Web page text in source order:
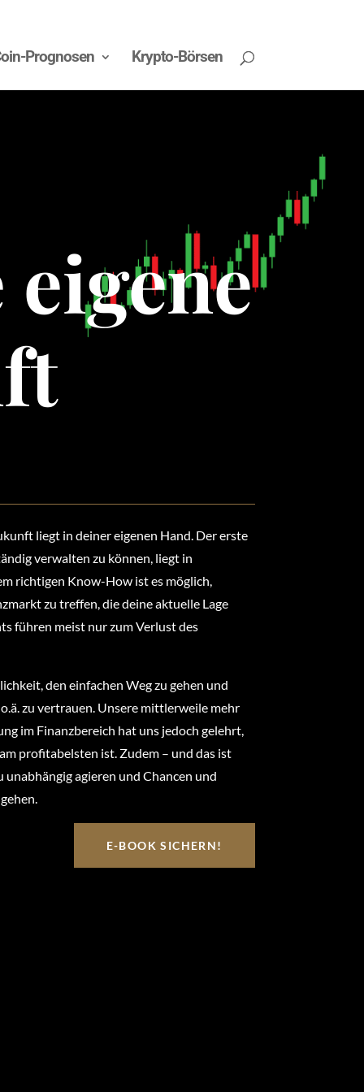
Prognosen Krypto-Börsen
liegt in deiner eigenen Hand. Der erste
verwalten zu können, liegt in
richtigen Know-How ist es möglich,
zu treffen, die deine aktuelle Lage
führen meist nur zum Verlust des
den einfachen Weg zu gehen und
zu vertrauen. Unsere mittlerweile mehr
im Finanzbereich hat uns jedoch gelehrt,
profitabelsten ist. Zudem – und das ist
agieren und Chancen und
E-BOOK SICHERN!